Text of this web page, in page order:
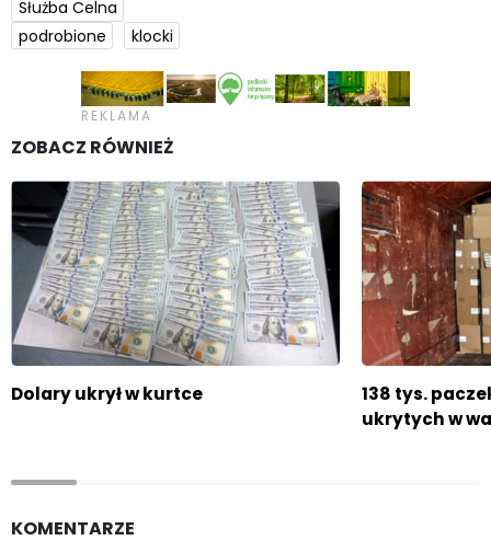
Służba Celna
podrobione
klocki
ZOBACZ RÓWNIEŻ
Dolary ukrył w kurtce
138 tys.
ukrytych w
KOMENTARZE